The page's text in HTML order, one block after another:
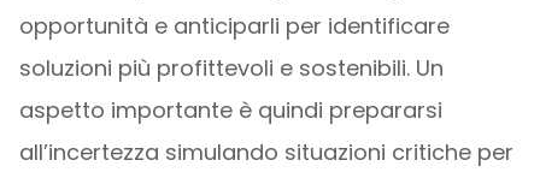
opportunità e anticiparli per identificare
soluzioni più profittevoli e sostenibili. Un
aspetto importante è quindi prepararsi
all’incertezza simulando situazioni critiche per